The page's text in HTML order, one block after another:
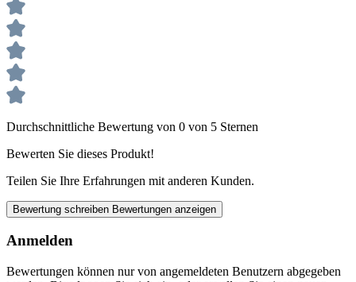
Durchschnittliche Bewertung von 0 von 5 Sternen
Bewerten Sie dieses Produkt!
Teilen Sie Ihre Erfahrungen mit anderen Kunden.
Bewertung schreiben Bewertungen anzeigen
Anmelden
Bewertungen können nur von angemeldeten Benutzern abgegeben